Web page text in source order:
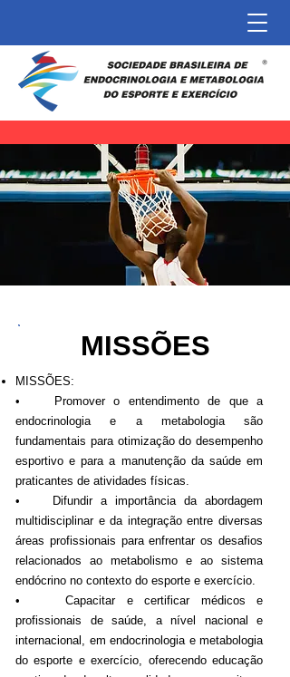
MISSÕES
MISSÕES:
• Promover o entendimento de que a
endocrinologia e a metabologia são
fundamentais para otimização do desempenho
esportivo e para a manutenção da saúde em
praticantes de atividades físicas.
• Difundir a importância da abordagem
multidisciplinar e da integração entre diversas
áreas profissionais para enfrentar os desafios
relacionados ao metabolismo e ao sistema
endócrino no contexto do esporte e exercício.
• Capacitar e certificar médicos e
profissionais de saúde, a nível nacional e
internacional, em endocrinologia e metabologia
do esporte e exercício, oferecendo educação